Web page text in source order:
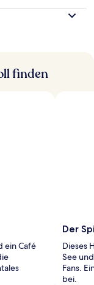
finden
ein Café
Der
Dieses
See
Fans.
bei.